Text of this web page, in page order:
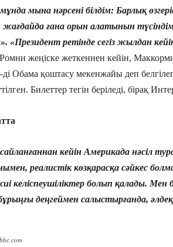
мына нәрсені білдім: Барлық
жағдайда ғана орын алатынын
«Президент ретінде сегіз жылдан
жеңіске жеткеннен кейін,
ді Обама қоштасу мекенжайы деп
Билеттер тегін беріледі, бірақ
кейін Америкада нәсіл
реалистік көзқарасқа сәйкес
келіспеушіліктер болып қалады. Мен
деңгеймен салыстырғанда,